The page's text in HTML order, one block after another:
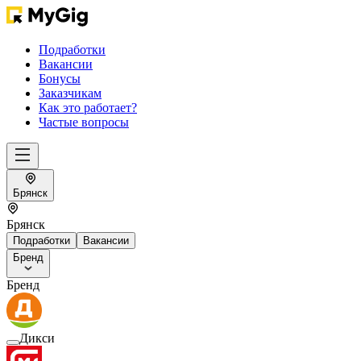
Подработки
Вакансии
Бонусы
Заказчикам
Как это работает?
Частые вопросы
Брянск
Брянск
Подработки
Вакансии
Бренд
Бренд
Дикси